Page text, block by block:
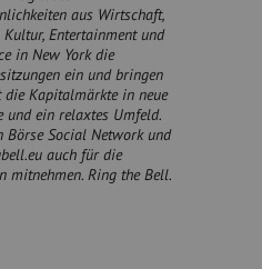
aus Wirtschaft,
Kultur, Entertainment und
in New York die
ein und bringen
die Kapitalmärkte in neue
und ein relaxtes Umfeld.
Börse Social Network und
auch für die
mitnehmen. Ring the Bell.